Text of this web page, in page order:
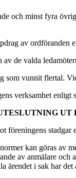
och minst fyra
av ordföranden
de valda
som vunnit flertal.
verksamhet
UT
föreningens stadgar
kan göras av
av anmälare
ärendet i sak har